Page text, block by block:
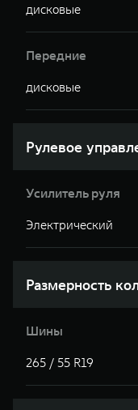
дисковые
Передние
дисковые
Рулевое
Усилитель руля
Электрический
Размерность
Шины
265 / 55 R19